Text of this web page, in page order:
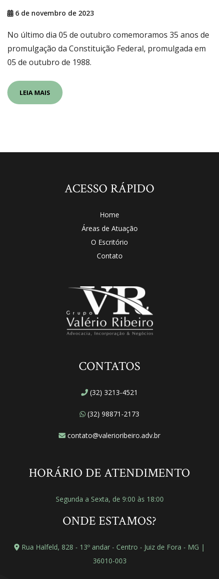
6 de novembro de 2023
No último dia 05 de outubro comemoramos 35 anos de
promulgação da Constituição Federal, promulgada em
05 de outubro de 1988.
LEIA MAIS
ACESSO RÁPIDO
Home
Áreas de Atuação
O Escritório
Contato
CONTATOS
(32) 3213-4521
(32) 98871-2173
contato@valerioribeiro.adv.br
HORÁRIO DE ATENDIMENTO
Segunda a Sexta, de 9:00 às 18:00
ONDE ESTAMOS?
Rua Halfeld, 828 - 13º andar - Centro - Juiz de Fora - MG |
36010-003